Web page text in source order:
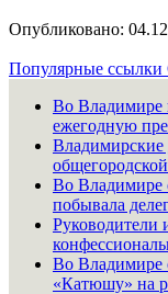
Опубликовано:
Популярные ссылки
Во Владимире
ежегодную
Владимирские
Во Владимире
побывала
Руководители
Во Владимире
«Катюшу» на